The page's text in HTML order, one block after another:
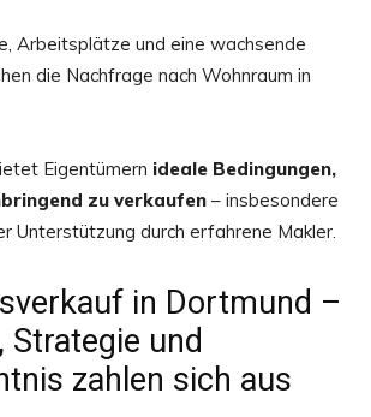
Arbeitsplätze und eine wachsende
die Nachfrage nach Wohnraum in
Eigentümern ideale Bedingungen,
zu verkaufen – insbesondere
Unterstützung durch erfahrene Makler.
in Dortmund –
Strategie und
zahlen sich aus